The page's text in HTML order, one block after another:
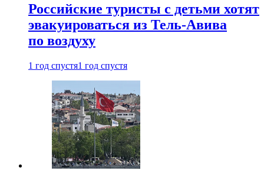
Российские туристы с детьми хотят
эвакуироваться из Тель-Авива
по воздуху
1 год спустя1 год спустя